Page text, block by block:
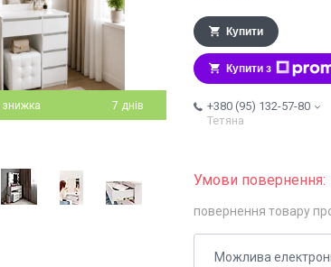
7 днів
Купити
Купити з
+380 (95) 132-57-80
Тетяна
повернення товару